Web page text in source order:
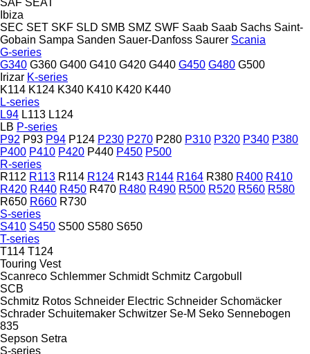
Ibiza
SEC SET SKF SLD SMB SMZ SWF Saab Saab Sachs Saint-
Gobain Sampa Sanden Sauer-Danfoss Saurer Scania
G-series
G340 G360 G400 G410 G420 G440 G450 G480 G500
Irizar K-series
K114 K124 K340 K410 K420 K440
L-series
L94 L113 L124
LB P-series
P92 P93 P94 P124 P230 P270 P280 P310 P320 P340 P380
P400 P410 P420 P440 P450 P500
R-series
R112 R113 R114 R124 R143 R144 R164 R380 R400 R410
R420 R440 R450 R470 R480 R490 R500 R520 R560 R580
R650 R660 R730
S-series
S410 S450 S500 S580 S650
T-series
T114 T124
Touring Vest
Scanreco Schlemmer Schmidt Schmitz Cargobull
SCB
Schmitz Rotos Schneider Electric Schneider Schomäcker
Schrader Schuitemaker Schwitzer Se-M Seko Sennebogen
835
Sepson Setra
S-series